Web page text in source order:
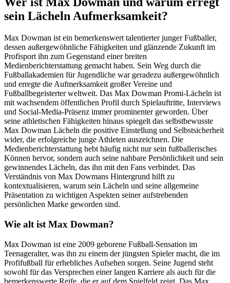
sein Lächeln Aufmerksamkeit?
Max Dowman ist ein bemerkenswert talentierter junger Fußballer,
dessen außergewöhnliche Fähigkeiten und glänzende Zukunft im
Profisport ihn zum Gegenstand einer breiten
Medienberichterstattung gemacht haben. Sein Weg durch die
Fußballakademien für Jugendliche war geradezu außergewöhnlich
und erregte die Aufmerksamkeit großer Vereine und
Fußballbegeisterter weltweit. Das Max Dowman Promi-Lächeln ist
mit wachsendem öffentlichen Profil durch Spielauftritte, Interviews
und Social-Media-Präsenz immer prominenter geworden. Über
seine athletischen Fähigkeiten hinaus spiegelt das selbstbewusste
Max Dowman Lächeln die positive Einstellung und Selbstsicherheit
wider, die erfolgreiche junge Athleten auszeichnen. Die
Medienberichterstattung hebt häufig nicht nur sein fußballerisches
Können hervor, sondern auch seine nahbare Persönlichkeit und sein
gewinnendes Lächeln, das ihn mit den Fans verbindet. Das
Verständnis von Max Dowmans Hintergrund hilft zu
kontextualisieren, warum sein Lächeln und seine allgemeine
Präsentation zu wichtigen Aspekten seiner aufstrebenden
persönlichen Marke geworden sind.
Wie alt ist Max Dowman?
Max Dowman ist eine 2009 geborene Fußball-Sensation im
Teenageralter, was ihn zu einem der jüngsten Spieler macht, die im
Profifußball für erhebliches Aufsehen sorgen. Seine Jugend steht
sowohl für das Versprechen einer langen Karriere als auch für die
bemerkenswerte Reife, die er auf dem Spielfeld zeigt. Das Max